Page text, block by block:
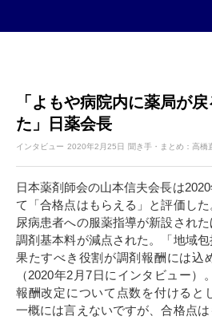
「よもや病院内に薬局が
た」日薬会長
インタビュー 2020年2月25日 聞き手・まとめ：高橋
日本薬剤師会の山本信夫会長は
て「合格点はもらえる」と評価し
尿病患者への服薬指導が新設され
調剤基本料が減点された。「地域
果たすべき役割が調剤報酬には込
（2020年2月7日にインタビュー
報酬改定について点数を付けると
一概には言えないですが、合格点